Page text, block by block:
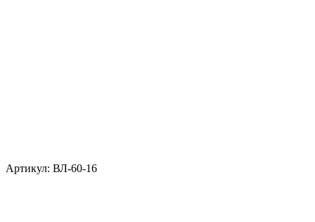
Артикул: ВЛ-60-16